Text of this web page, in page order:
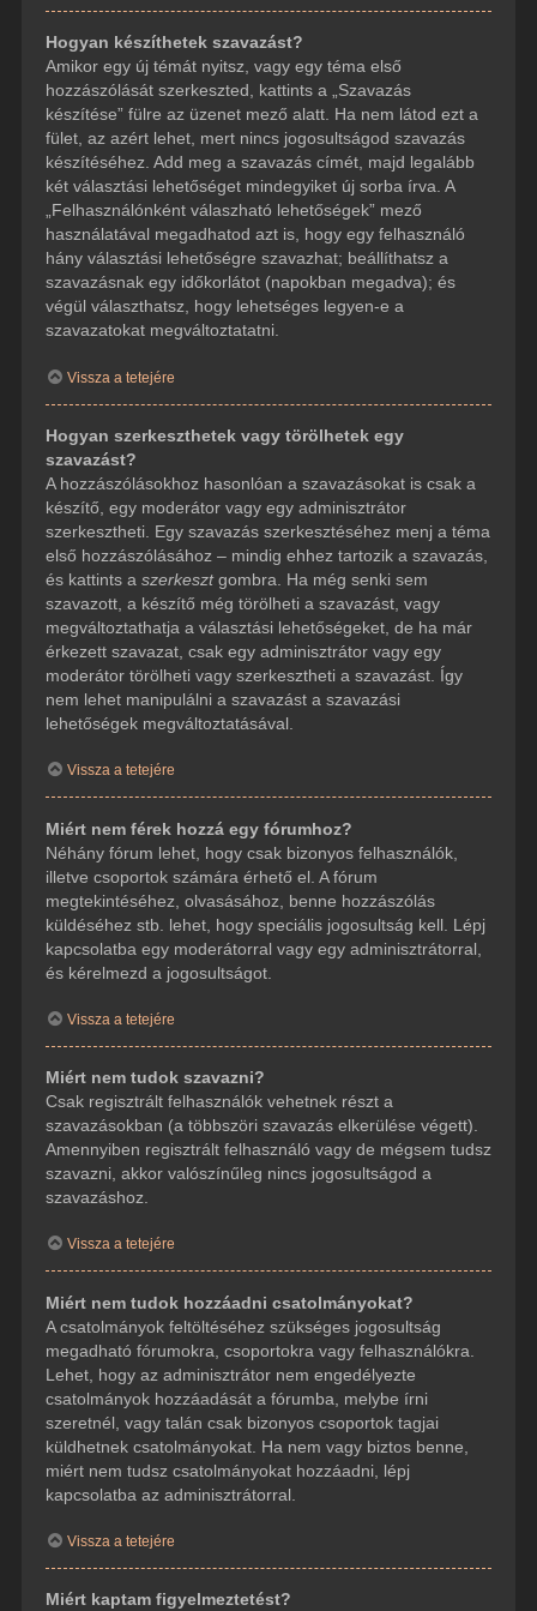
Hogyan készíthetek szavazást?
Amikor egy új témát nyitsz, vagy egy téma első
hozzászólását szerkeszted, kattints a „Szavazás
készítése” fülre az üzenet mező alatt. Ha nem látod ezt a
fület, az azért lehet, mert nincs jogosultságod szavazás
készítéséhez. Add meg a szavazás címét, majd legalább
két választási lehetőséget mindegyiket új sorba írva. A
„Felhasználónként válaszható lehetőségek” mező
használatával megadhatod azt is, hogy egy felhasználó
hány választási lehetőségre szavazhat; beállíthatsz a
szavazásnak egy időkorlátot (napokban megadva); és
végül választhatsz, hogy lehetséges legyen-e a
szavazatokat megváltoztatatni.
Vissza a tetejére
Hogyan szerkeszthetek vagy törölhetek egy
szavazást?
A hozzászólásokhoz hasonlóan a szavazásokat is csak a
készítő, egy moderátor vagy egy adminisztrátor
szerkesztheti. Egy szavazás szerkesztéséhez menj a téma
első hozzászólásához – mindig ehhez tartozik a szavazás,
és kattints a szerkesztgombra. Ha még senki sem
szavazott, a készítő még törölheti a szavazást, vagy
megváltoztathatja a választási lehetőségeket, de ha már
érkezett szavazat, csak egy adminisztrátor vagy egy
moderátor törölheti vagy szerkesztheti a szavazást. Így
nem lehet manipulálni a szavazást a szavazási
lehetőségek megváltoztatásával.
Vissza a tetejére
Miért nem férek hozzá egy fórumhoz?
Néhány fórum lehet, hogy csak bizonyos felhasználók,
illetve csoportok számára érhető el. A fórum
megtekintéséhez, olvasásához, benne hozzászólás
küldéséhez stb. lehet, hogy speciális jogosultság kell. Lépj
kapcsolatba egy moderátorral vagy egy adminisztrátorral,
és kérelmezd a jogosultságot.
Vissza a tetejére
Miért nem tudok szavazni?
Csak regisztrált felhasználók vehetnek részt a
szavazásokban (a többszöri szavazás elkerülése végett).
Amennyiben regisztrált felhasználó vagy de mégsem tudsz
szavazni, akkor valószínűleg nincs jogosultságod a
szavazáshoz.
Vissza a tetejére
Miért nem tudok hozzáadni csatolmányokat?
A csatolmányok feltöltéséhez szükséges jogosultság
megadható fórumokra, csoportokra vagy felhasználókra.
Lehet, hogy az adminisztrátor nem engedélyezte
csatolmányok hozzáadását a fórumba, melybe írni
szeretnél, vagy talán csak bizonyos csoportok tagjai
küldhetnek csatolmányokat. Ha nem vagy biztos benne,
miért nem tudsz csatolmányokat hozzáadni, lépj
kapcsolatba az adminisztrátorral.
Vissza a tetejére
Miért kaptam figyelmeztetést?